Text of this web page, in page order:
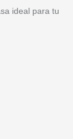
ideal para tu